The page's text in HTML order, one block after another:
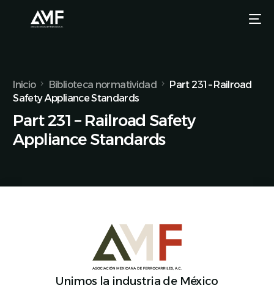
Inicio Biblioteca normatividad
Part 231 – Railroad
Safety Appliance Standards
Part 231 – Railroad Safety
Appliance Standards
Unimos la industria de México